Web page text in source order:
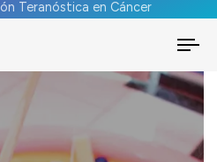
Teranóstica en Cáncer